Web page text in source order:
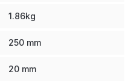
1.86kg
250 mm
20 mm